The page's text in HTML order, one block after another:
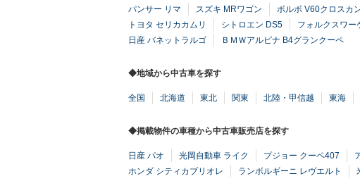
パンサー リマ スズキ MRワゴン ボルボ V60クロスカ
トヨタ セリカカムリ
シトロエン DS5 フォルクスワー
日産 バネットラルゴ
ＢＭＷアルピナ B4グランクーペ
◆地域から中古車を探す
全国 北海道 東北 関東 北陸・甲信越 東海
◆掲載物件の車種から中古車販売店を探す
日産 パオ 光岡自動車 ライク プジョー クーペ407
ホンダ シティカブリオレ
ランボルギーニ レヴエルト